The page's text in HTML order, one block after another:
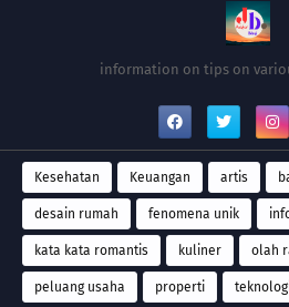
information on tips on
Kesehatan Keuangan artis
desain rumah fenomena unik
kata kata romantis kuliner olah
peluang usaha properti